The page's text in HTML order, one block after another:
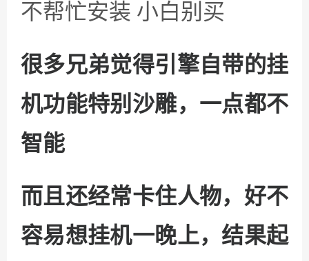
不帮忙安装 小白别买
很多兄弟觉得引擎自带的挂
机功能特别沙雕，一点都不
智能
而且还经常卡住人物，好不
容易想挂机一晚上，结果起